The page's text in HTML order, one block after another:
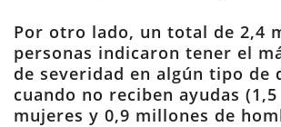
Por otro lado, un total de 2,4
personas indicaron tener el
de severidad en algún tipo de
cuando no reciben ayudas
mujeres y 0,9 millones de